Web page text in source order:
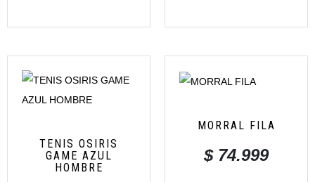
TENIS OSIRIS
GAME AZUL
HOMBRE
MORRAL FILA
$74.999